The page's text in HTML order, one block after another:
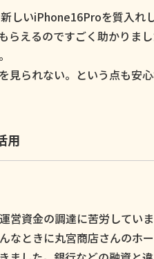
しいiPhone16Proを質入れ
らえるのですごく助かりま
られない。という点も安心
用
営資金の調達に苦労してい
なときに丸宮商店さんのホ